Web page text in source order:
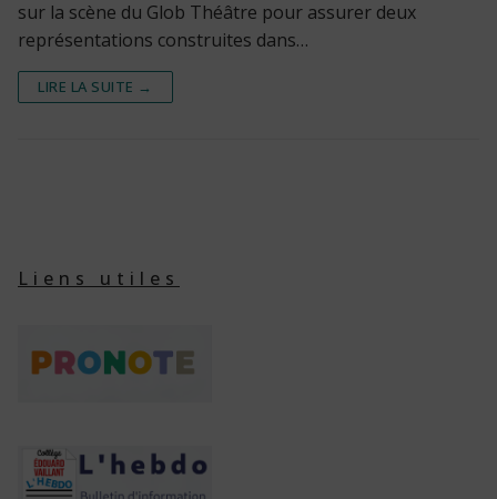
sur la scène du Glob Théâtre pour assurer deux
représentations construites dans…
LIRE LA SUITE →
Liens utiles